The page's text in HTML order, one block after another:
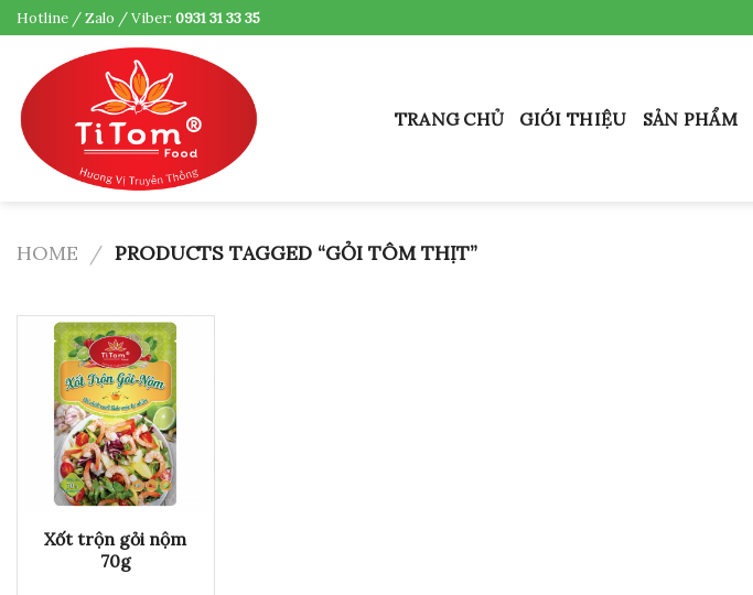
Skip
content
Hotline / Zalo / Viber: 0931 31 33 35
TRANG CHỦ GIỚI THIỆU SẢN PHẨM
HOME / PRODUCTS TAGGED “GỎI TÔM THỊT”
Xốt trộn gỏi nộm
70g